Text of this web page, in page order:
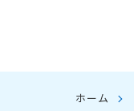
ホーム